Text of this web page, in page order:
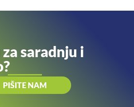
saradnju i
PIŠITE NAM